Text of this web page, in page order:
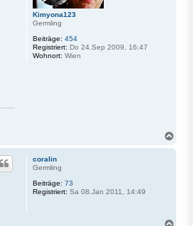
Kimyona123
Germling
Beiträge: 454
Registriert: Do 24.Sep 2009, 16:47
Wohnort: Wien
coralin
Germling
Beiträge: 73
Registriert: Sa 08.Jan 2011, 14:49